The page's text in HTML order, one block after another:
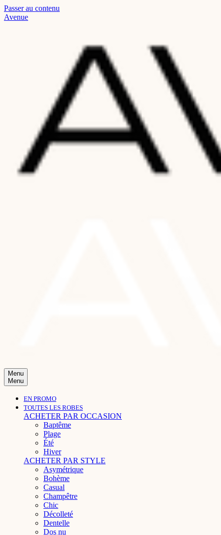
Read
Passer au contenu
Avenue
Menu
Menu
EN PROMO
TOUTES LES ROBES
ACHETER PAR OCCASION
Baptême
Plage
Été
Hiver
ACHETER PAR STYLE
Asymétrique
Bohème
Casual
Champêtre
Chic
Décolleté
Dentelle
Dos nu